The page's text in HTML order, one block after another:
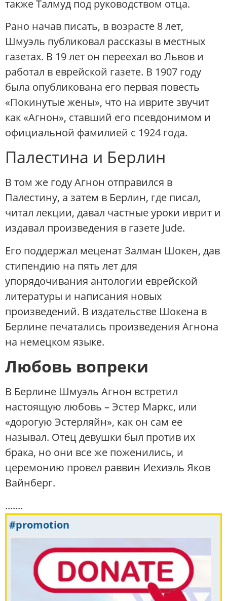
также Талмуд под руководством отца.
Рано начав писать, в возрасте 8 лет,
Шмуэль публиковал рассказы в местных
газетах. В 19 лет он переехал во Львов и
работал в еврейской газете. В 1907 году
была опубликована его первая повесть
«Покинутые жены», что на иврите звучит
как «Агнон», ставший его псевдонимом и
официальной фамилией с 1924 года.
Палестина и Берлин
В том же году Агнон отправился в
Палестину, а затем в Берлин, где писал,
читал лекции, давал частные уроки иврит и
издавал произведения в газете Jude.
Его поддержал меценат Залман Шокен, дав
стипендию на пять лет для
упорядочивания антологии еврейской
литературы и написания новых
произведений. В издательстве Шокена в
Берлине печатались произведения Агнона
на немецком языке.
Любовь вопреки
В Берлине Шмуэль Агнон встретил
настоящую любовь – Эстер Маркс, или
«дорогую Эстерляйн», как он сам ее
называл. Отец девушки был против их
брака, но они все же поженились, и
церемонию провел раввин Иехиэль Яков
Вайнберг.
.......
#promotion